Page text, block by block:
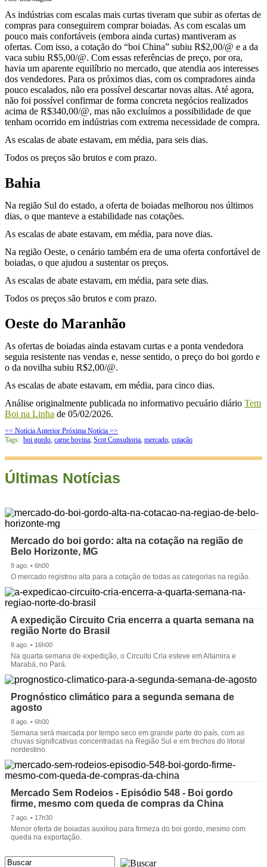
As indústrias com escalas mais curtas tiveram que subir as ofertas de
compras para conseguirem comprar boiadas. As com escalas um
pouco mais confortáveis (embora ainda curtas) mantiveram as
ofertas. Com isso, a cotação do “boi China” subiu R$2,00/@ e a da
vaca subiu R$5,00/@. Com essas referências de preço, por ora,
havia um aparente equilíbrio no mercado, que atendia aos interesses
dos vendedores. Para os próximos dias, com os compradores ainda
pouco escalados, não era possível descartar novas altas. Até agora,
não foi possível confirmar de forma concreta negócios realizados
acima de R$340,00/@, mas não excluímos a possibilidade de que
tenham ocorrido em indústrias com extrema necessidade de compra.
As escalas de abate estavam, em média, para seis dias.
Todos os preços são brutos e com prazo.
Bahia
Na região Sul do estado, a oferta de boiadas melhorou nos últimos
dias, o que manteve a estabilidade nas cotações.
As escalas de abate estavam, em média, para nove dias.
Na região Oeste, o cenário também era de uma oferta confortável de
boiadas, o que ajudou a sustentar os preços.
As escalas de abate estavam, em média, para sete dias.
Todos os preços são brutos e com prazo.
Oeste do Maranhão
As ofertas de boiadas ainda estavam curtas e a ponta vendedora
seguia resistente nas vendas e, nesse sentido, o preço do boi gordo e
o da novilha subiu R$2,00/@.
As escalas de abate estavam, em média, para cinco dias.
Análise originalmente publicada no informativo pecuário diário Tem
Boi na Linha de 05/02/2026.
<< Notícia Anterior Próxima Notícia >>
Tags: boi gordo carne bovina Scot Consultoria mercado cotação
Últimas Notícias
Mercado do boi gordo: alta na cotação na região de
Belo Horizonte, MG
9 ago. • 6h00
O mercado registrou alta para a cotação de todas as categorias na região.
A expedição Circuito Cria encerra a quarta semana na
região Norte do Brasil
8 ago. • 16h00
Na quarta semana de expedição, o Circuito Cria esteve em Altamira e
Marabá, no Pará.
Prognóstico climático para a segunda semana de
agosto
8 ago. • 6h00
Semana será marcada por tempo seco em grande parte do país, com as
chuvas significativas concentradas na Região Sul e em trechos do litoral
nordestino.
Mercado Sem Rodeios - Episódio 548 - Boi gordo
firme, mesmo com queda de compras da China
7 ago. • 17h30
Menor oferta de boiadas auxiliou para firmeza do boi gordo, mesmo com
queda na exportação.